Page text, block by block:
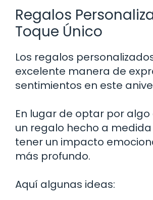
Regalos
Toque Único
Los regalos
excelente manera de
sentimientos en este
En lugar de optar por algo
un regalo hecho a
tener un impacto
más profundo.
Aquí algunas ideas: